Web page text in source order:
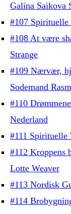
Galina Saikova
#107 Spirituelle
#108 At være
Strange
#109 Nærvær,
Sodemand
#110
Nederland
#111 Spirituelle
#112 Kroppens
Lotte Weaver
#113 Nordisk
#114